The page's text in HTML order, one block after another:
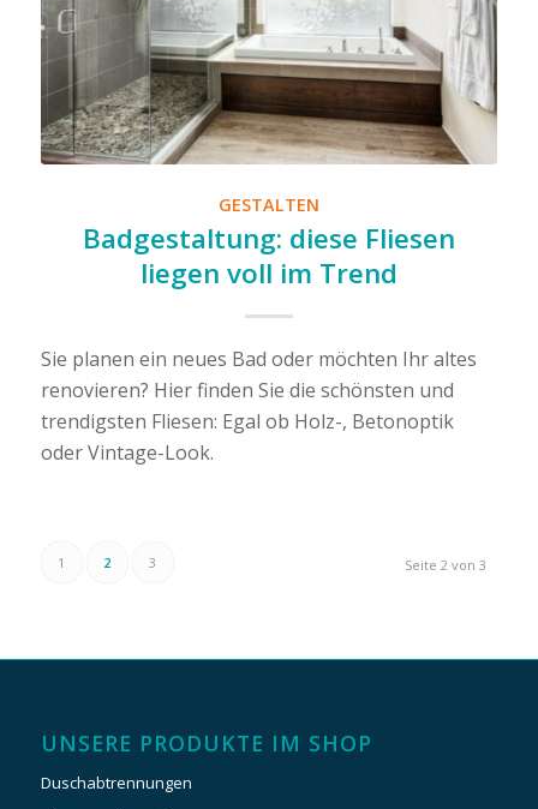
GESTALTEN
Badgestaltung: diese Fliesen
liegen voll im Trend
Sie planen ein neues Bad oder möchten Ihr altes
renovieren? Hier finden Sie die schönsten und
trendigsten Fliesen: Egal ob Holz-, Betonoptik
oder Vintage-Look.
Seite 2 von 3
1 2 3
UNSERE PRODUKTE IM SHOP
Duschabtrennungen